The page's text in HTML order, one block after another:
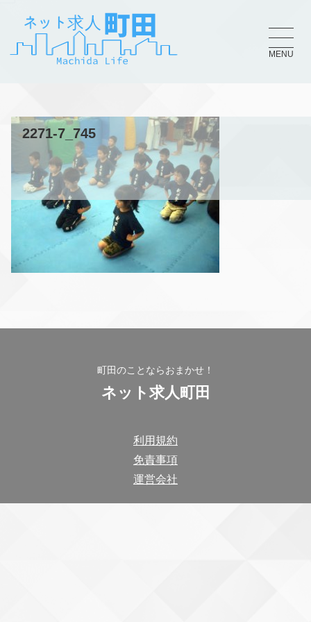
MENU
2271-7_745
町田のことならおまかせ！
ネット求人町田
利用規約
免責事項
運営会社